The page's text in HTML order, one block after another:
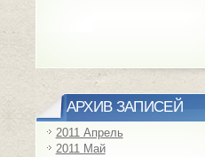
АРХИВ ЗАПИСЕЙ
2011 Апрель
2011 Май